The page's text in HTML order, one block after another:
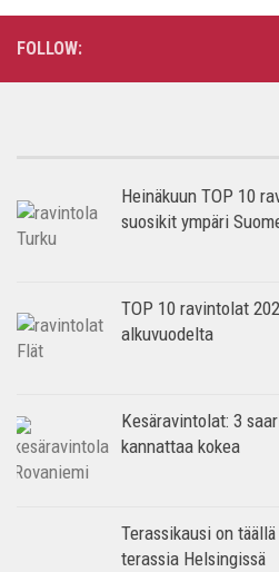
FOLLOW:
Heinäkuun TOP 10
suosikit ympäri
TOP 10 ravintolat
alkuvuodelta
Kesäravintolat: 3
kannattaa kokea
Terassikausi on
terassia Helsingissä